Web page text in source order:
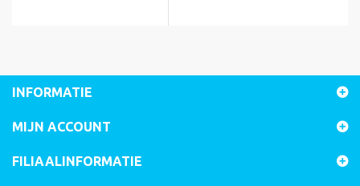
INFORMATIE
MIJN ACCOUNT
FILIAALINFORMATIE